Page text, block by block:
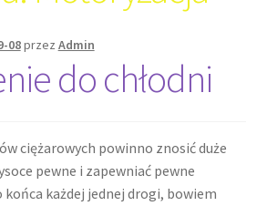
08przez Admin
do chłodni
ciężarowych powinno znosić duże
pewne i zapewniać pewne
każdej jednej drogi, bowiem